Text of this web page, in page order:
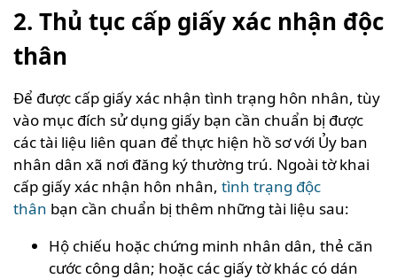
2. Thủ tục cấp giấy xác nhận độc
thân
Để được cấp giấy xác nhận tình trạng hôn nhân, tùy
vào mục đích sử dụng giấy bạn cần chuẩn bị được
các tài liệu liên quan để thực hiện hồ sơ với Ủy ban
nhân dân xã nơi đăng ký thường trú. Ngoài tờ khai
cấp giấy xác nhận hôn nhân, tình trạng độc
thân bạn cần chuẩn bị thêm những tài liệu sau:
Hộ chiếu hoặc chứng minh nhân dân, thẻ căn
cước công dân; hoặc các giấy tờ khác có dán